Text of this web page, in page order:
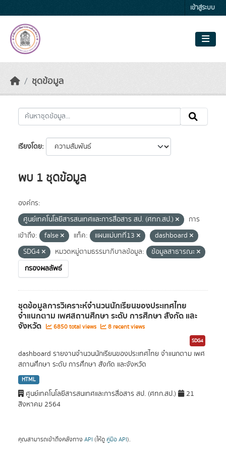
เข้าสู่ระบบ
ชุดข้อมูล
เรียงโดย
พบ 1 ชุดข้อมูล
องค์กร:
ศูนย์เทคโนโลยีสารสนเทศและการสื่อสาร สป. (ศทก.สป.)
การ
เข้าถึง:
false แท็ค: แผนแม่บทที่13
dashboard
SDG4
หมวดหมู่ตามธรรมาภิบาลข้อมูล:
ข้อมูลสาธารณะ
กรองผลลัพธ์
ชุดข้อมูลการวิเคราะห์จำนวนนักเรียนของประเทศไทย
จำแนกตาม เพศสถานศึกษา ระดับ การศึกษา สังกัด และ
จังหวัด 6850 total views 8 recent views
SDG4
dashboard รายงานจำนวนนักเรียนของประเทศไทย จำแนกตาม เพศ
สถานศึกษา ระดับ การศึกษา สังกัด และจังหวัด
HTML
ศูนย์เทคโนโลยีสารสนเทศและการสื่อสาร สป. (ศทก.สป.)
21
สิงหาคม 2564
คุณสามารถเข้าถึงคลังทาง API (ให้ดู คู่มือ API).